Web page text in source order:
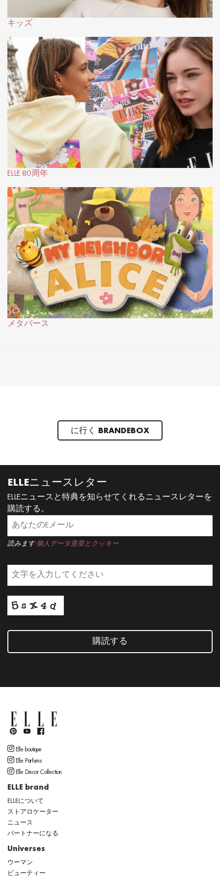
キッズ
ELLE 80周年
メタバース
に行く BRANDEBOX
ELLEニュースレター
ELLEニュースと特典を知らせてくれるニュースレターを
購読する。
読みます 個人データ憲章とクッキー
購読する
Elle boutique
Elle Parfums
Elle Decor Collection
ELLE brand
ELLEについて
ストアロケーター
ニュース
パートナーになる
Universes
ウーマン
ビューティー